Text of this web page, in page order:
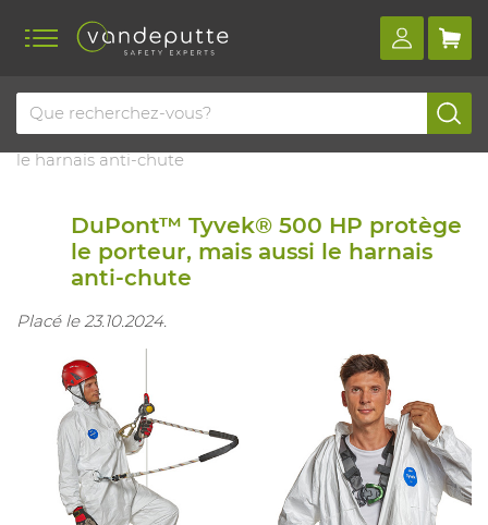
Home
Blog
Dupont™ tyvek® 500 hp protège le porteur, mais aussi
le harnais anti-chute
DuPont™ Tyvek® 500 HP protège
le porteur, mais aussi le harnais
anti-chute
Placé le 23.10.2024.